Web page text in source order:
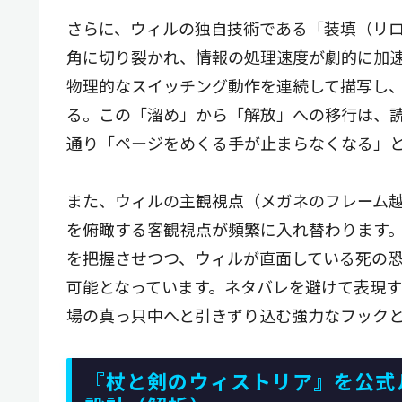
さらに、ウィルの独自技術である「装填（リ
角に切り裂かれ、情報の処理速度が劇的に加
物理的なスイッチング動作を連続して描写し
る。この「溜め」から「解放」への移行は、
通り「ページをめくる手が止まらなくなる」
また、ウィルの主観視点（メガネのフレーム
を俯瞰する客観視点が頻繁に入れ替わります
を把握させつつ、ウィルが直面している死の
可能となっています。ネタバレを避けて表現
場の真っ只中へと引きずり込む強力なフッ
『杖と剣のウィストリア』を公